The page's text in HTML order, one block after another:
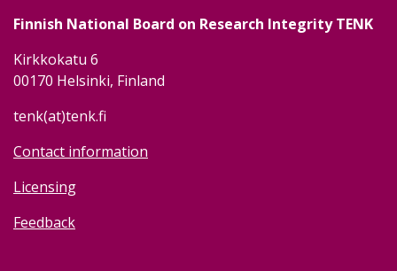
Finnish National Board on Research Integrity TENK
Kirkkokatu 6
00170 Helsinki, Finland
tenk(at)tenk.fi
Contact information
Licensing
Feedback